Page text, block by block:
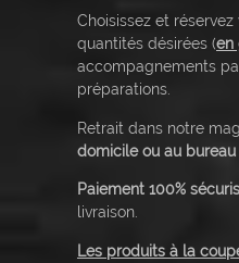
Choisissez et
quantités désirées (en
accompagnements
préparations.
Retrait dans notre
domicile ou au
Paiement 100%
livraison.
Les produits à la